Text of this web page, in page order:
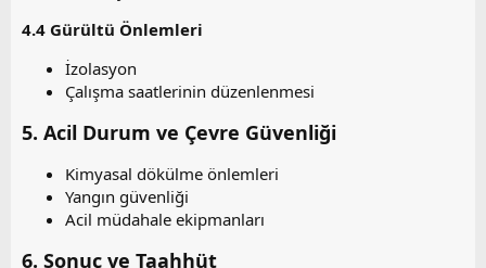
4.4 Gürültü Önlemleri​
İzolasyon
Çalışma saatlerinin düzenlenmesi
5. Acil Durum ve Çevre Güvenliği​
Kimyasal dökülme önlemleri
Yangın güvenliği
Acil müdahale ekipmanları
6. Sonuç ve Taahhüt​